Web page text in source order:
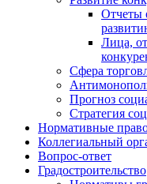
Отчеты
Лица,
Сфера
Прогноз
Стратегия
Нормативные
Коллегиальный
Вопрос-ответ
Градостроительство